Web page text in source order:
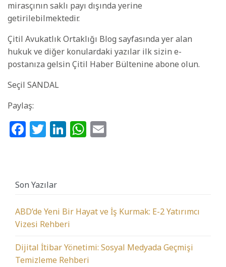
mirasçının saklı payı dışında yerine
getirilebilmektedir.
Çitil Avukatlık Ortaklığı Blog sayfasında yer alan
hukuk ve diğer konulardaki yazılar ilk sizin e-
postanıza gelsin Çitil Haber Bültenine abone olun.
Seçil SANDAL
Paylaş:
Facebook
Twitter
LinkedIn
WhatsApp
Son Yazılar
ABD’de Yeni Bir Hayat ve İş Kurmak: E-2 Yatırımcı
Vizesi Rehberi
Dijital İtibar Yönetimi: Sosyal Medyada Geçmişi
Temizleme Rehberi